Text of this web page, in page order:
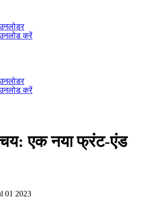
करें
करें
एक नया फ्रंट-एंड
01 2023